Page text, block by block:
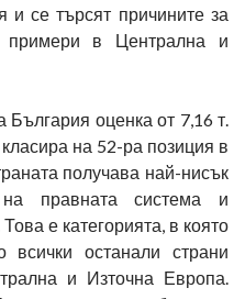
и се търсят причините за
примери в Централна и
България оценка от 7,16 т.
на 52-ра позиция в
получава най-нисък
правната система и
е категорията, в която
всички останали страни
и Източна Европа.